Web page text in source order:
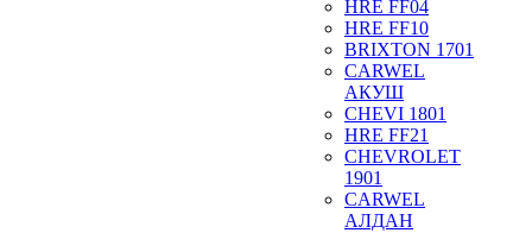
HRE FF04
HRE FF10
BRIXTON 1701
CARWEL
АКУШ
CHEVI 1801
HRE FF21
CHEVROLET
1901
CARWEL
АЛДАН